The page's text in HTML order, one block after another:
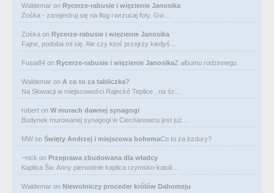
Waldemar on Rycerze-rabusie i więzienie Janosika
Zośka - zarejestruj się na flog i wrzucaj foty. Gw…
Zośka on Rycerze-rabusie i więzienie Janosika
Fajne, podoba mi się. Ale czy ktoś przejrzy kiedyś…
Fusia84 on Rycerze-rabusie i więzienie JanosikaZ albumu rodzinnego.
Waldemar on A co to za tabliczka?
Na Słowacji w miejscowości Rajecké Teplice , na śc…
robert on W murach dawnej synagogi
Budynek murowanej synagogi w Ciechanowcu jest już…
MW on Święty Andrzej i miejscowa bohemaCo to za bzdury?
~nick on Przeprawa zbudowana dla władcy
Kaplica Św. Anny pierwotnie kaplica rzymsko-katoli…
Waldemar on Niewolniczy proceder królów Dahomeju